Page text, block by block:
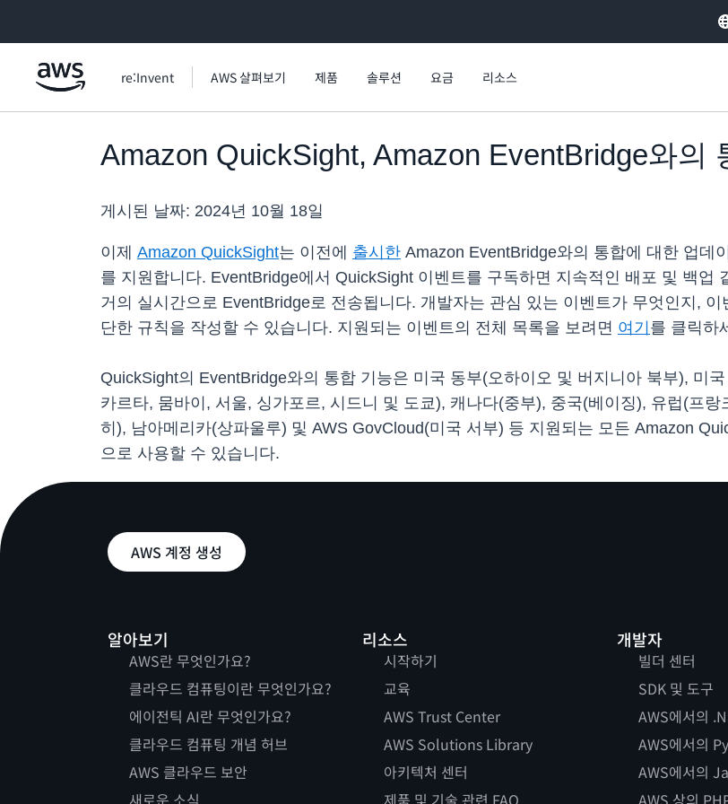
re:Invent AWS 살펴보기 제품 솔루션 요금 리소스
Amazon QuickSight, Amazon EventBridge와의
게시된 날짜: 2024년 10월 18일
이제 Amazon QuickSight는 이전에 출시한 Amazon EventBridge와의 통합에 대한 업데
를 지원합니다. EventBridge에서 QuickSight 이벤트를 구독하면 지속적인 배포 및 백업
거의 실시간으로 EventBridge로 전송됩니다. 개발자는 관심 있는 이벤트가 무엇인지,
단한 규칙을 작성할 수 있습니다. 지원되는 이벤트의 전체 목록을 보려면 여기 를 클릭하
QuickSight의 EventBridge와의 통합 기능은 미국 동부(오하이오 및 버지니아 북부), 미
카르타, 뭄바이, 서울, 싱가포르, 시드니 및 도쿄), 캐나다(중부), 중국(베이징), 유럽(프
히), 남아메리카(상파울루) 및 AWS GovCloud(미국 서부) 등 지원되는 모든 Amazon
으로 사용할 수 있습니다.
AWS 계정 생성
알아보기
AWS란 무엇인가요?
클라우드 컴퓨팅이란 무엇인가요?
에이전틱 AI란 무엇인가요?
클라우드 컴퓨팅 개념 허브
AWS 클라우드 보안
리소스
시작하기
교육
AWS Trust Center
AWS Solutions Library
아키텍처 센터
개발자
빌더 센터
SDK 및 도구
AWS에서의
AWS에서의
AWS에서의